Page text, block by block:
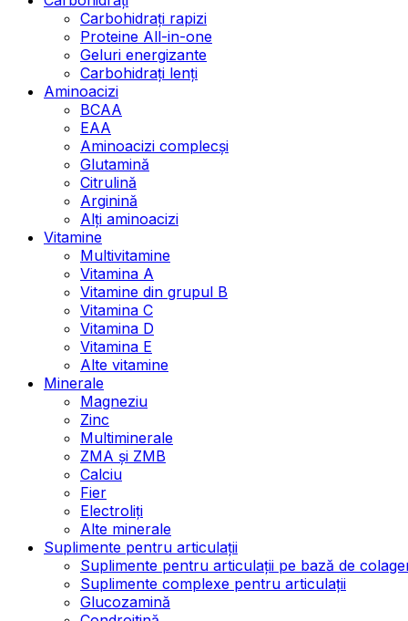
Carbohidrați rapizi
Proteine All-in-one
Geluri energizante
Carbohidrați lenți
Aminoacizi
BCAA
EAA
Aminoacizi complecși
Glutamină
Citrulină
Arginină
Alți aminoacizi
Vitamine
Multivitamine
Vitamina A
Vitamine din grupul B
Vitamina C
Vitamina D
Vitamina E
Alte vitamine
Minerale
Magneziu
Zinc
Multiminerale
ZMA și ZMB
Calciu
Fier
Electroliți
Alte minerale
Suplimente pentru articulații
Suplimente pentru articulații pe bază de
Suplimente complexe pentru articulații
Glucozamină